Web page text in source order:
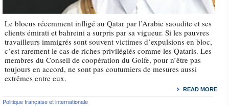
Le blocus récemment infligé au Qatar par l’Arabie saoudite et ses
clients émirati et bahreini a surpris par sa vigueur. Si les pauvres
travailleurs immigrés sont souvent victimes d’expulsions en bloc,
c’est rarement le cas de riches privilégiés comme les Qataris. Les
membres du Conseil de coopération du Golfe, pour n’être pas
toujours en accord, ne sont pas coutumiers de mesures aussi
extrêmes entre eux.
READ MORE
Politique française et internationale